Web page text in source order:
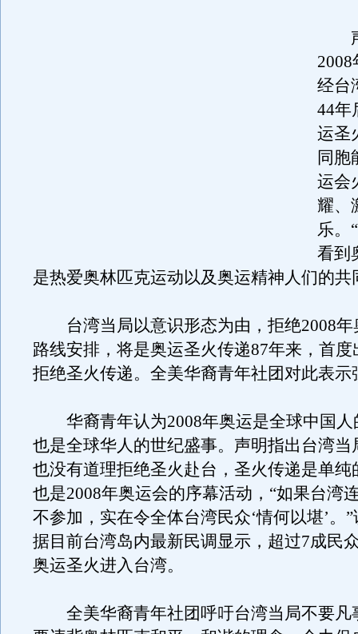
声
经台
44年
运圣
同胞
运会
耀、
乐。
看到
是热爱奥林匹克运动以及奥运精神人们的共
台湾当局以意识形态为由，拒绝2008年
路线安排，将是奥运圣火传递87年来，首
拒绝圣火传递。全美华裔青年社团对此表示
华裔青年认为2008年奥运是全球中国人
也是全球华人的世纪盛事。声明指出台湾当
也没有道理拒绝圣火赴台，圣火传递是单纯
也是2008年奥运会的序幕活动，“如果台湾
不参加，实在令全体台湾民众‘情何以堪’。
据目前台湾岛内最新民调显示，超过7成民
奥运圣火进入台湾。
全美华裔青年社团呼吁台湾当局不要凡